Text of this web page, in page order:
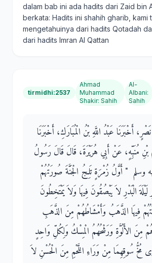
dalam bab ini ada hadits dari Zaid bin
berkata: Hadits ini shahih gharib, kami
mengetahuinya dari hadits Qotadah
dari hadits Imran Al Qattan
tirmidhi:2537
Ahmad
Muhammad
Shakir: Sahih
Al-
Albani:
Sahih
أَخْبَرَنَا عَبْدُ اللَّهِ بْنُ الْمُبَارَكِ، أَخْبَرَنَا
مُنَبِّهٍ، عَنْ أَبِي هُرَيْرَةَ، قَالَ قَالَ رَسُولُ
وسلم ‏ "‏ أَوَّلُ زُمْرَةٍ تَلِجُ الْجَنَّةَ صُورَتُهُمْ
الْبَدْرِ لاَ يَبْصُقُونَ فِيهَا وَلاَ يَمْتَخِطُونَ
فِيهَا الذَّهَبُ وَأَمْشَاطُهُمْ مِنَ الذَّهَبِ
مِنَ الأَلُوَّةِ وَرَشْحُهُمُ الْمِسْكُ وَلِكُلِّ وَاحِدٍ
مُخُّ سُوقِهِمَا مِنْ وَرَاءِ اللَّحْمِ مِنَ الْحُسْنِ لاَ